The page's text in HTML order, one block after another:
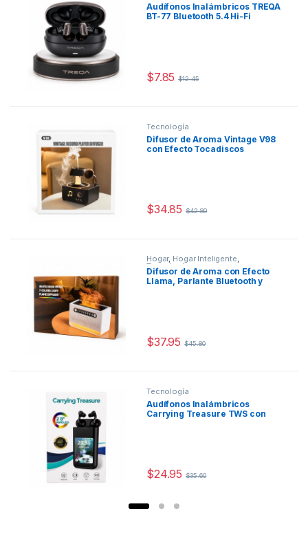
Audífonos Inalámbricos TREQA
BT-77 Bluetooth 5.4 Hi-Fi
$7.85 $12.45
Este producto tiene múltiples
Tecnología
Difusor de Aroma Vintage V98
con Efecto Tocadiscos
$34.85 $42.80
Hogar, Hogar Inteligente,
Tecnología
Difusor de Aroma con Efecto
Llama, Parlante Bluetooth y
$37.95 $45.80
Tecnología
Audífonos Inalámbricos
Carrying Treasure TWS con
$24.95 $35.60